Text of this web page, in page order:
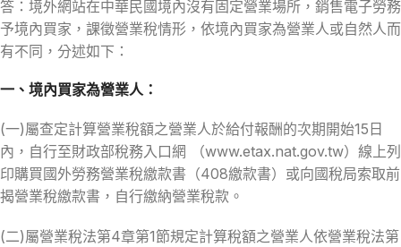
答：境外網站在中華民國境內沒有固定營業場所，銷售電子勞務
予境內買家，課徵營業稅情形，依境內買家為營業人或自然人而
有不同，分述如下：
一、境內買家為營業人：
(一)屬查定計算營業稅額之營業人於給付報酬的次期開始15日
內，自行至財政部稅務入口網 （www.etax.nat.gov.tw）線上列
印購買國外勞務營業稅繳款書（408繳款書）或向國稅局索取前
揭營業稅繳款書，自行繳納營業稅款。
(二)屬營業稅法第4章第1節規定計算稅額之營業人依營業稅法第